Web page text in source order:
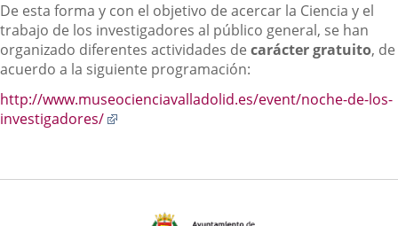
De esta forma y con el objetivo de acercar la Ciencia y el
trabajo de los investigadores al público general, se han
organizado diferentes actividades de carácter gratuito, de
acuerdo a la siguiente programación:
http://www.museocienciavalladolid.es/event/noche-de-los-
investigadores/
aplicación